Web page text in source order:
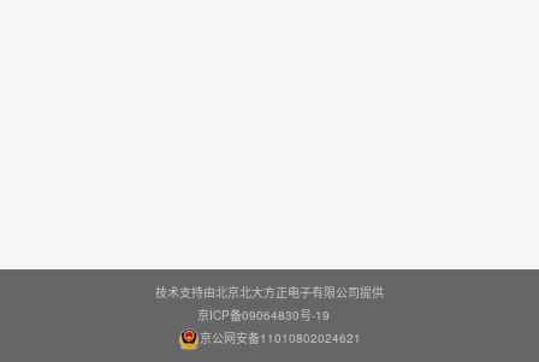
技术支持由北京北大方正电子有限公司提供
京ICP备09064830号-19
京公网安备11010802024621